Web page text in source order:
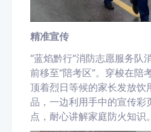
精准宣传
“蓝焰黔行”消防志愿服务队
前移至“陪考区”。穿梭在陪
顶着烈日等候的家长发放饮
品，一边利用手中的宣传彩
点，耐心讲解家庭防火知识。